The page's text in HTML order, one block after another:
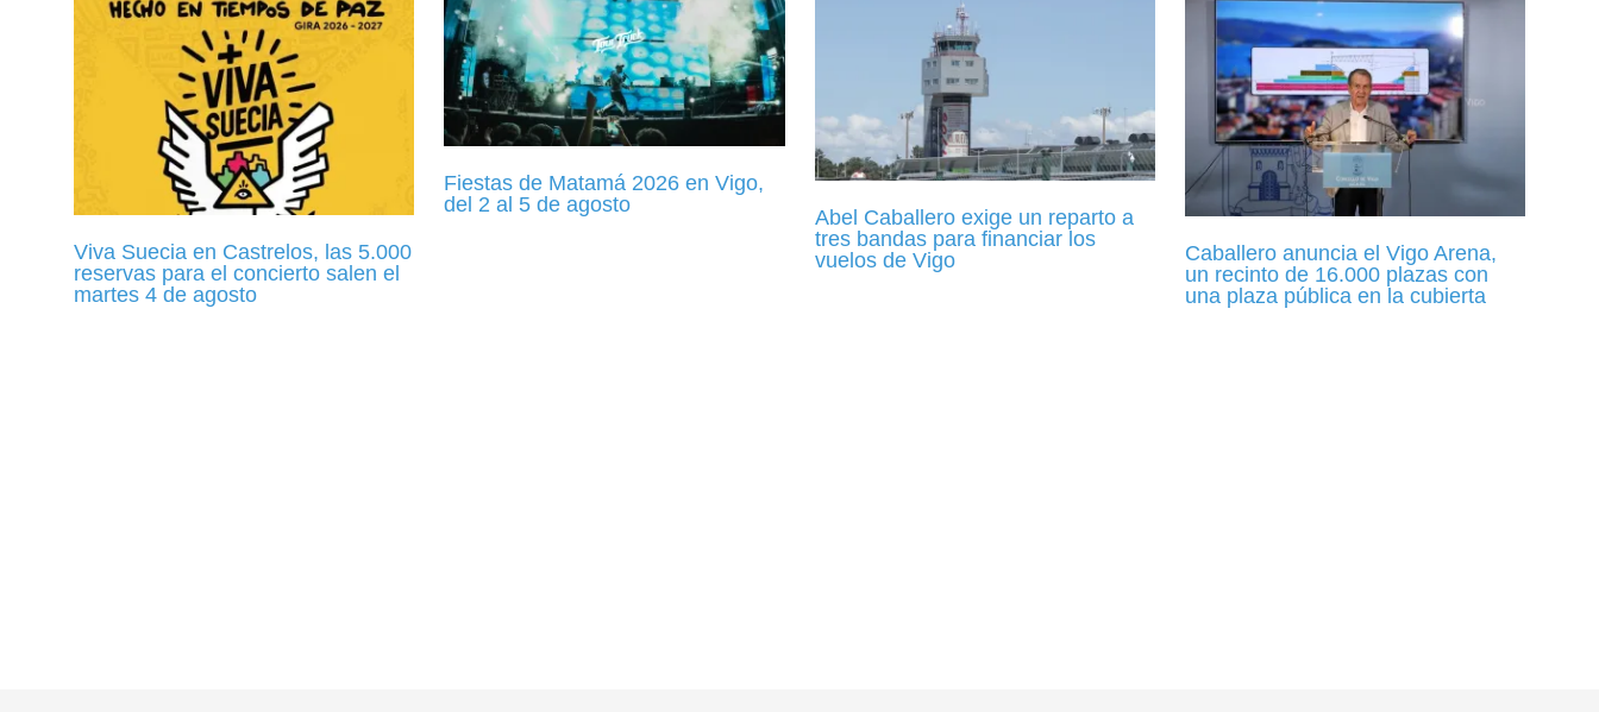
Viva Suecia en Castrelos, las 5.000
reservas para el concierto salen el
martes 4 de agosto
Fiestas de Matamá 2026 en Vigo,
del 2 al 5 de agosto
Abel Caballero exige un reparto a
tres bandas para financiar los
vuelos de Vigo
Caballero anuncia el Vigo Arena,
un recinto de 16.000 plazas con
una plaza pública en la cubierta